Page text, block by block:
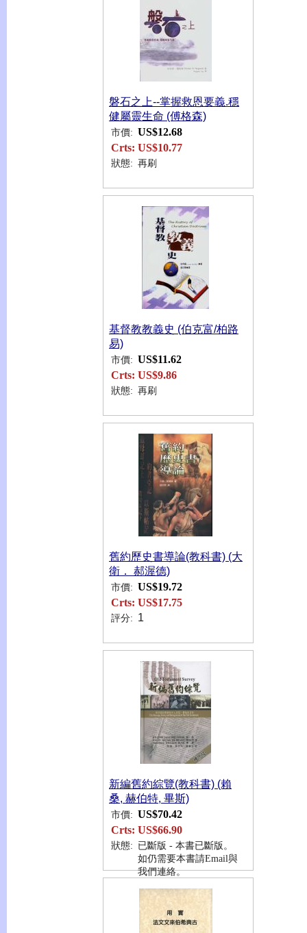
磐石之上--掌握救恩要義.穩
健屬靈生命 (傅格森)
市價: US$12.68
Crts: US$10.77
狀態: 再刷
基督教教義史 (伯克富/柏路
易)
市價: US$11.62
Crts: US$9.86
狀態: 再刷
舊約歷史書導論(教科書) (大
衛． 郝渥德)
市價: US$19.72
Crts: US$17.75
評分: 1
新編舊約綜覽(教科書) (賴
桑, 赫伯特, 畢斯)
市價: US$70.42
Crts: US$66.90
狀態: 已斷版 - 本書已斷版。
如仍需要本書請Email與
我們連絡。